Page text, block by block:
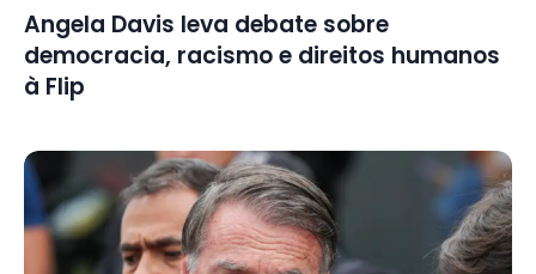
Angela Davis leva debate sobre
democracia, racismo e direitos humanos
à Flip